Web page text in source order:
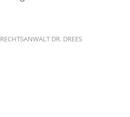
RECHTSANWALT DR. DREES